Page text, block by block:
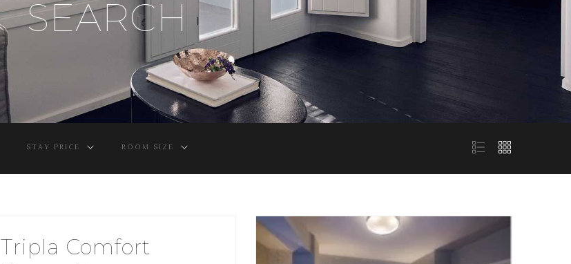
SEARCH
STAY PRICE ROOM SIZE
Tripla Comfort